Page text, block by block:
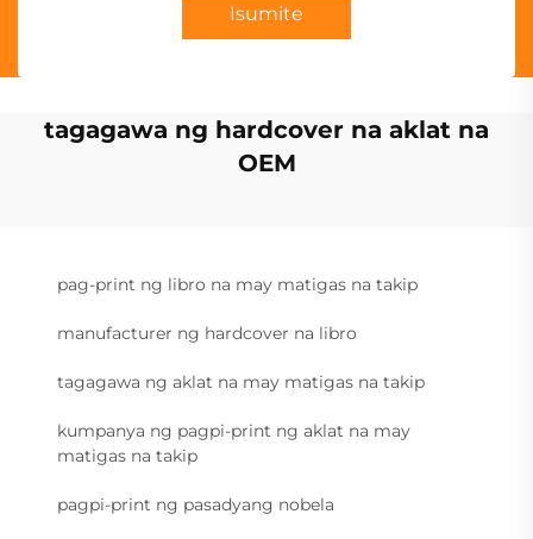
Isumite
tagagawa ng hardcover na aklat na
OEM
pag-print ng libro na may matigas na takip
manufacturer ng hardcover na libro
tagagawa ng aklat na may matigas na takip
kumpanya ng pagpi-print ng aklat na may
matigas na takip
pagpi-print ng pasadyang nobela